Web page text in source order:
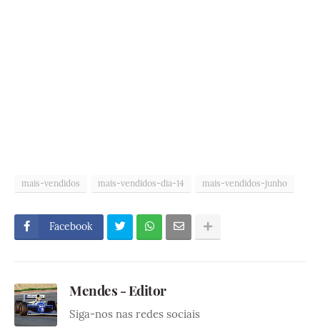
mais-vendidos mais-vendidos-dia-14 mais-vendidos-junho
Facebook
Mendes - Editor
Siga-nos nas redes sociais